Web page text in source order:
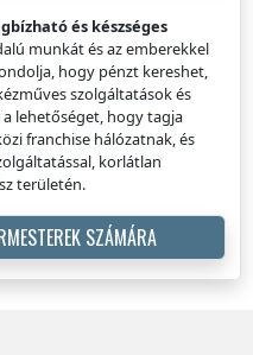
és készséges
munkát és az emberekkel
hogy pénzt kereshet,
szolgáltatások és
lehetőséget, hogy tagja
franchise hálózatnak, és
korlátlan
területén.
SZÁMÁRA